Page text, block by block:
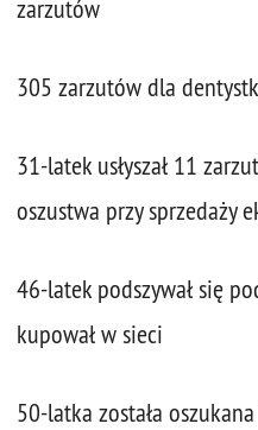
zarzutów
305 zarzutów dla
31-latek usłyszał 11
oszustwa przy sprzedaży
46-latek podszywał się
kupował w sieci
50-latka została